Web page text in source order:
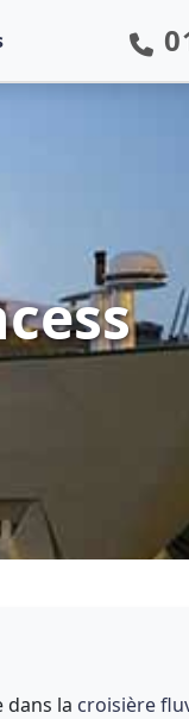
dans la croisière